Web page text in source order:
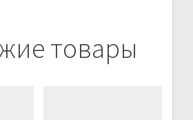
товары